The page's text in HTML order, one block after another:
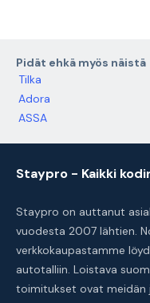
Pidät ehkä myös näistä
Tilka
Adora
ASSA
Staypro - Kaikki
Staypro on auttanut
vuodesta 2007 lähtien.
verkkokaupastamme
autotalliin. Loistava
toimitukset ovat